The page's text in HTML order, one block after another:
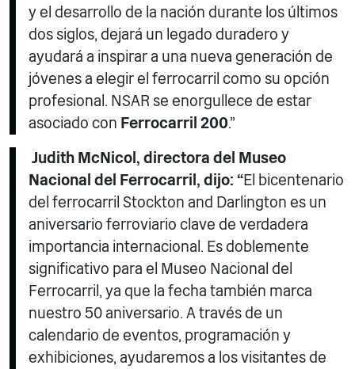
y el desarrollo de la nación durante los últimos
dos siglos, dejará un legado duradero y
ayudará a inspirar a una nueva generación de
jóvenes a elegir el ferrocarril como su opción
profesional. NSAR se enorgullece de estar
asociado con Ferrocarril 200.”
Judith McNicol, directora del Museo
Nacional del Ferrocarril, dijo: “El bicentenario
del ferrocarril Stockton and Darlington es un
aniversario ferroviario clave de verdadera
importancia internacional. Es doblemente
significativo para el Museo Nacional del
Ferrocarril, ya que la fecha también marca
nuestro 50 aniversario. A través de un
calendario de eventos, programación y
exhibiciones, ayudaremos a los visitantes de